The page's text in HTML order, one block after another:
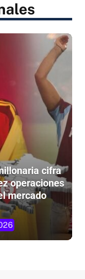
cifra
operaciones
mercado